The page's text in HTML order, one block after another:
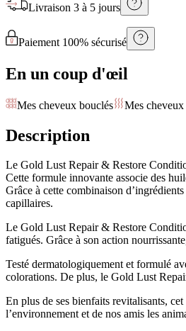
Livraison 3 à 5 jours
Paiement 100% sécurisé
En un coup d'œil
Mes cheveux bouclés Mes
Description
Le Gold Lust Repair & Restore
Cette formule innovante associe des
Grâce à cette combinaison
capillaires.
Le Gold Lust Repair & Restore
fatigués. Grâce à son action
Testé dermatologiquement et formulé
colorations. De plus, le Gold Lust
En plus de ses bienfaits revitalisants,
l’environnement et de nos amis les